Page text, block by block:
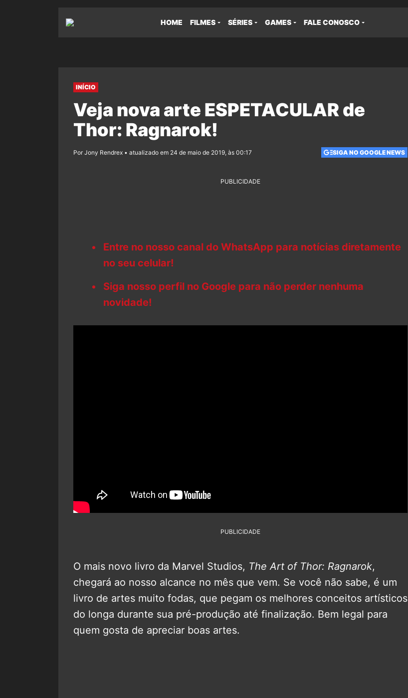
HOME FILMES SÉRIES GAMES FALE CONOSCO
INÍCIO
Veja nova arte ESPETACULAR de
Thor: Ragnarok!
Por Jony Rendrex • atualizado em 24 de maio de 2019, às 00:17 SIGA NO GOOGLE NEWS
PUBLICIDADE
Entre no nosso canal do WhatsApp para notícias diretamente
no seu celular!
Siga nosso perfil no Google para não perder nenhuma
novidade!
PUBLICIDADE
O mais novo livro da Marvel Studios, The Art of Thor: Ragnarok,
chegará ao nosso alcance no mês que vem. Se você não sabe, é um
livro de artes muito fodas, que pegam os melhores conceitos artísticos
do longa durante sua pré-produção até finalização. Bem legal para
quem gosta de apreciar boas artes.